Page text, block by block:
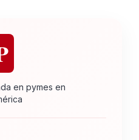
en pymes en